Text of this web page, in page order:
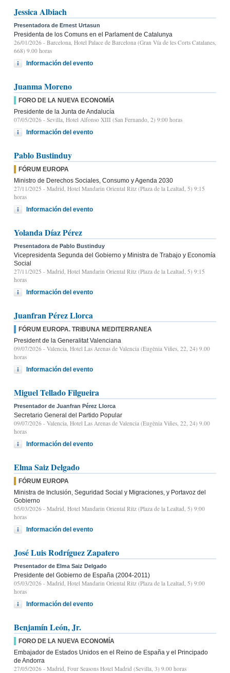
Jessica Albiach
Presentadora de Ernest Urtasun
Presidenta de los Comuns en el Parlament de Catalunya
26/01/2026 - Barcelona, Hotel Palace de Barcelona (Gran Vía de les Corts Catalanes,
668) 9.00 horas
Información del evento
Juanma Moreno
FORO DE LA NUEVA ECONOMÍA
Presidente de la Junta de Andalucía
07/05/2026 - Sevilla, Hotel Alfonso XIII (San Fernando, 2) 9:00 horas
Información del evento
Pablo Bustinduy
FÓRUM EUROPA
Ministro de Derechos Sociales, Consumo y Agenda 2030
27/11/2025 - Madrid, Hotel Mandarin Oriental Ritz (Plaza de la Lealtad, 5) 9:15
horas
Información del evento
Yolanda Díaz Pérez
Presentadora de Pablo Bustinduy
Vicepresidenta Segunda del Gobierno y Ministra de Trabajo y Economía
Social
27/11/2025 - Madrid, Hotel Mandarin Oriental Ritz (Plaza de la Lealtad, 5) 9:15
horas
Información del evento
Juanfran Pérez Llorca
FÓRUM EUROPA. TRIBUNA MEDITERRANEA
President de la Generalitat Valenciana
09/07/2026 - Valencia, Hotel Las Arenas de Valencia (Eugènia Viñes, 22, 24) 9.00
horas
Información del evento
Miguel Tellado Filgueira
Presentador de Juanfran Pérez Llorca
Secretario General del Partido Popular
09/07/2026 - Valencia, Hotel Las Arenas de Valencia (Eugènia Viñes, 22, 24) 9.00
horas
Información del evento
Elma Saiz Delgado
FÓRUM EUROPA
Ministra de Inclusión, Seguridad Social y Migraciones, y Portavoz del
Gobierno
05/03/2026 - Madrid, Hotel Mandarin Oriental Ritz (Plaza de la Lealtad, 5) 9:00
horas
Información del evento
José Luis Rodríguez Zapatero
Presentador de Elma Saiz Delgado
Presidente del Gobierno de España (2004-2011)
05/03/2026 - Madrid, Hotel Mandarin Oriental Ritz (Plaza de la Lealtad, 5) 9:00
horas
Información del evento
Benjamín León, Jr.
FORO DE LA NUEVA ECONOMÍA
Embajador de Estados Unidos en el Reino de España y el Principado
de Andorra
27/05/2026 - Madrid, Four Seasons Hotel Madrid (Sevilla, 3) 9.00 horas